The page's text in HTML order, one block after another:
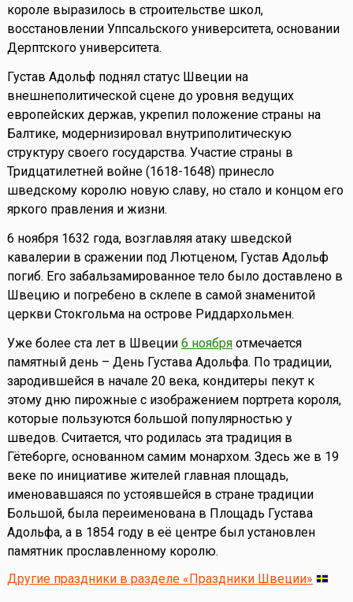
короле выразилось в строительстве школ,
восстановлении Уппсальского университета, основании
Дерптского университета.
Густав Адольф поднял статус Швеции на
внешнеполитической сцене до уровня ведущих
европейских держав, укрепил положение страны на
Балтике, модернизировал внутриполитическую
структуру своего государства. Участие страны в
Тридцатилетней войне (1618-1648) принесло
шведскому королю новую славу, но стало и концом его
яркого правления и жизни.
6 ноября 1632 года, возглавляя атаку шведской
кавалерии в сражении под Лютценом, Густав Адольф
погиб. Его забальзамированное тело было доставлено в
Швецию и погребено в склепе в самой знаменитой
церкви Стокгольма на острове Риддархольмен.
Уже более ста лет в Швеции 6 ноябряотмечается
памятный день – День Густава Адольфа. По традиции,
зародившейся в начале 20 века, кондитеры пекут к
этому дню пирожные с изображением портрета короля,
которые пользуются большой популярностью у
шведов. Считается, что родилась эта традиция в
Гётеборге, основанном самим монархом. Здесь же в 19
веке по инициативе жителей главная площадь,
именовавшаяся по устоявшейся в стране традиции
Большой, была переименована в Площадь Густава
Адольфа, а в 1854 году в её центре был установлен
памятник прославленному королю.
Другие праздники в разделе «Праздники Швеции»